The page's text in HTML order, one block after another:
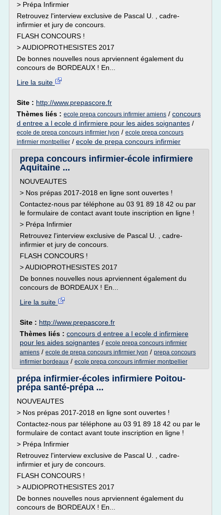
> Prépa Infirmier
Retrouvez l'interview exclusive de Pascal U. , cadre-
infirmier et jury de concours.
FLASH CONCOURS !
> AUDIOPROTHESISTES 2017
De bonnes nouvelles nous aprviennent également du
concours de BORDEAUX ! En...
Lire la suite
Site : http://www.prepascore.fr
Thèmes liés : ecole prepa concours infirmier amiens / concours
d entree a l ecole d infirmiere pour les aides soignantes /
ecole de prepa concours infirmier lyon / ecole prepa concours
infirmier montpellier / ecole de prepa concours infirmier
prepa concours infirmier-école infirmiere
Aquitaine ...
NOUVEAUTES
> Nos prépas 2017-2018 en ligne sont ouvertes !
Contactez-nous par téléphone au 03 91 89 18 42 ou par
le formulaire de contact avant toute inscription en ligne !
> Prépa Infirmier
Retrouvez l'interview exclusive de Pascal U. , cadre-
infirmier et jury de concours.
FLASH CONCOURS !
> AUDIOPROTHESISTES 2017
De bonnes nouvelles nous aprviennent également du
concours de BORDEAUX ! En...
Lire la suite
Site : http://www.prepascore.fr
Thèmes liés : concours d entree a l ecole d infirmiere
pour les aides soignantes / ecole prepa concours infirmier
amiens / ecole de prepa concours infirmier lyon / prepa concours
infirmier bordeaux / ecole prepa concours infirmier montpellier
prépa infirmier-écoles infirmiere Poitou-
prépa santé-prépa ...
NOUVEAUTES
> Nos prépas 2017-2018 en ligne sont ouvertes !
Contactez-nous par téléphone au 03 91 89 18 42 ou par le
formulaire de contact avant toute inscription en ligne !
> Prépa Infirmier
Retrouvez l'interview exclusive de Pascal U. , cadre-
infirmier et jury de concours.
FLASH CONCOURS !
> AUDIOPROTHESISTES 2017
De bonnes nouvelles nous aprviennent également du
concours de BORDEAUX ! En...